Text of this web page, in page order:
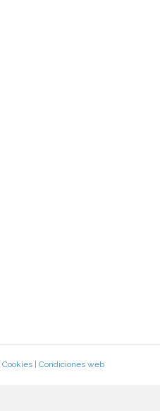
Cookies| Condiciones web